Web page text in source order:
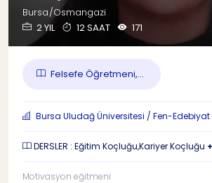
Bursa/Osmangazi
2 YIL
12 SAAT 171
Felsefe Öğretmeni,...
Bursa Uludağ Üniversitesi / Fen-Edebiyat
DERSLER : Eğitim Koçluğu,Kariyer Koçluğu
Motivasyon eğitmeni